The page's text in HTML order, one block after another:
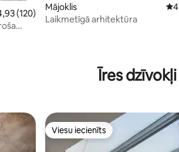
vērtējums: 4,93 no 5, atsauksmju
(120)
Mājoklis
Laikmetīgā arhitektūra
Īres
Viesu iecienīts
Viesu iecienīts